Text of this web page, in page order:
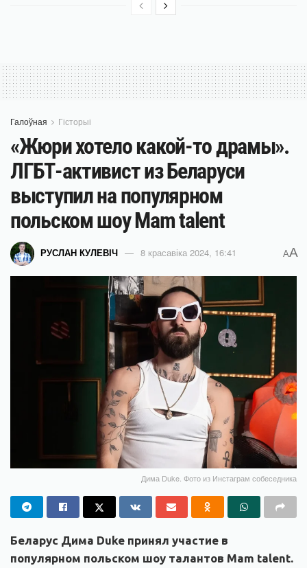
Галоўная Гісторыі
«Жюри хотело какой-то драмы».
ЛГБТ-активист из Беларуси
выступил на популярном
польском шоу Mam talent
РУСЛАН КУЛЕВІЧ 8 красавіка 2024, 16:41 AA
Дима Duke. Фото из Инстаграм собеседника
Беларус Дима Duke принял участие в
популярном польском шоу талантов Mam talent.